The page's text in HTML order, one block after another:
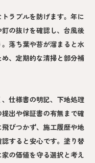
ラブルを防げます。年に
の抜けを確認し、台風後
落ち葉や苔が溜まると水
、定期的な清掃と部分補
仕様書の明記、下地処理
出や保証書の有無まで確
びつかず、施工履歴や地
すると安心です。塗り替
の価値を守る選択と考え